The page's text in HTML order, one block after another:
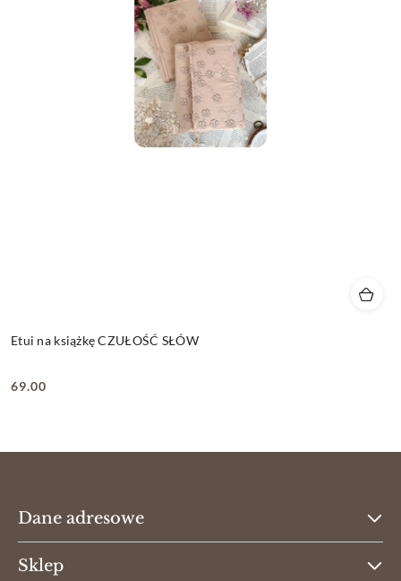
Etui na książkę CZUŁOŚĆ SŁÓW
Cena:
69.00
Dane adresowe
Sklep